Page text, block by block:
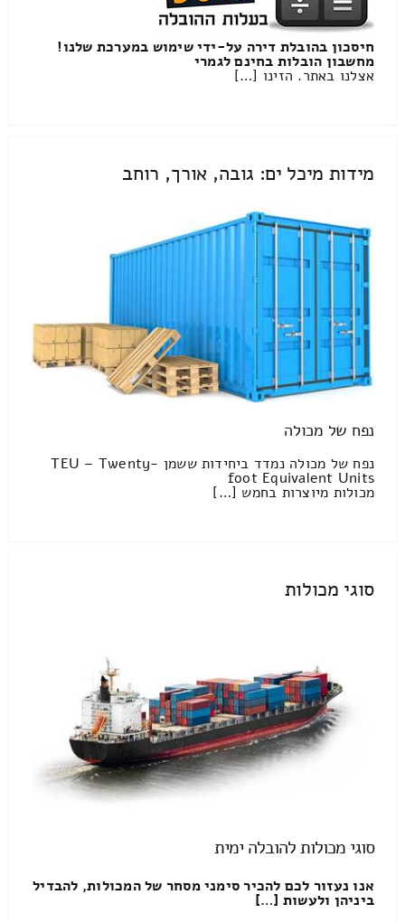
חיסכון בהובלת דירה על-ידי שימוש במערכת שלנו!
מחשבון הובלות בחינם לגמרי
אצלנו באתר. הזינו […]
מידות מיכל ים: גובה, אורך, רוחב
נפח של מכולה
נפח של מכולה נמדד ביחידות ששמן TEU – Twenty-
foot Equivalent Units
מכולות מיוצרות בחמש […]
סוגי מכולות
סוגי מכולות להובלה ימית
אנו נעזור לכם להכיר סימני מסחר של המכולות, להבדיל
ביניהן ולעשות […]